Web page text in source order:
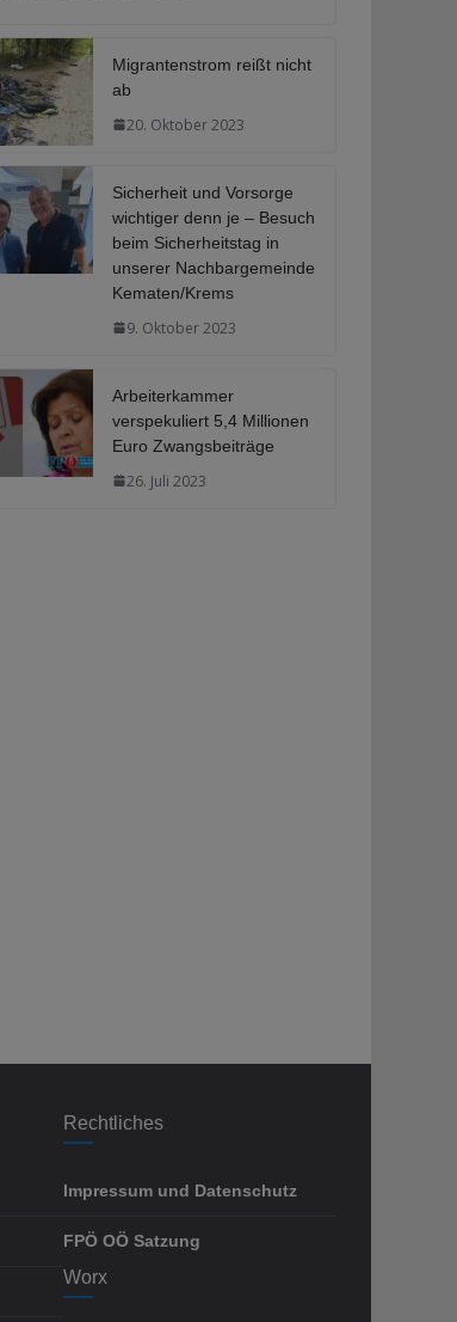
Migrantenstrom reißt nicht
ab
20. Oktober 2023
Sicherheit und Vorsorge
wichtiger denn je – Besuch
beim Sicherheitstag in
unserer Nachbargemeinde
Kematen/Krems
9. Oktober 2023
Arbeiterkammer
verspekuliert 5,4 Millionen
Euro Zwangsbeiträge
26. Juli 2023
Rechtliches
Impressum und Datenschutz
FPÖ OÖ Satzung
Worx